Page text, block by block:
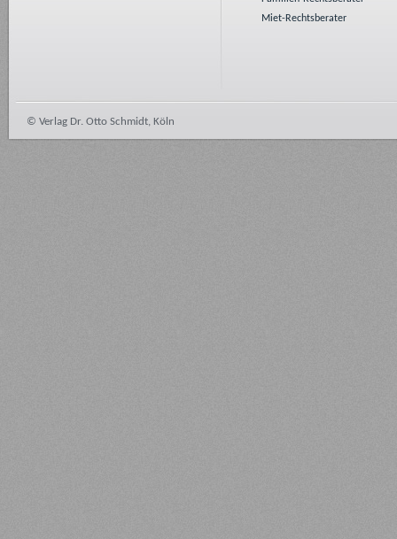
Miet-Rechtsberater
© Verlag Dr. Otto Schmidt, Köln